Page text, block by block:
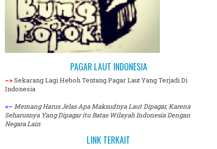
PAGAR LAUT INDONESIA
~>Sekarang Lagi Heboh Tentang Pagar Laut Yang Terjadi Di
Indonesia
<~ Memang Harus Jelas Apa Maksudnya Laut Dipagar, Karena
Seharusnya Yang Dipagar itu Batas Wilayah Indonesia Dengan
Negara Lain
LINK TERKAIT